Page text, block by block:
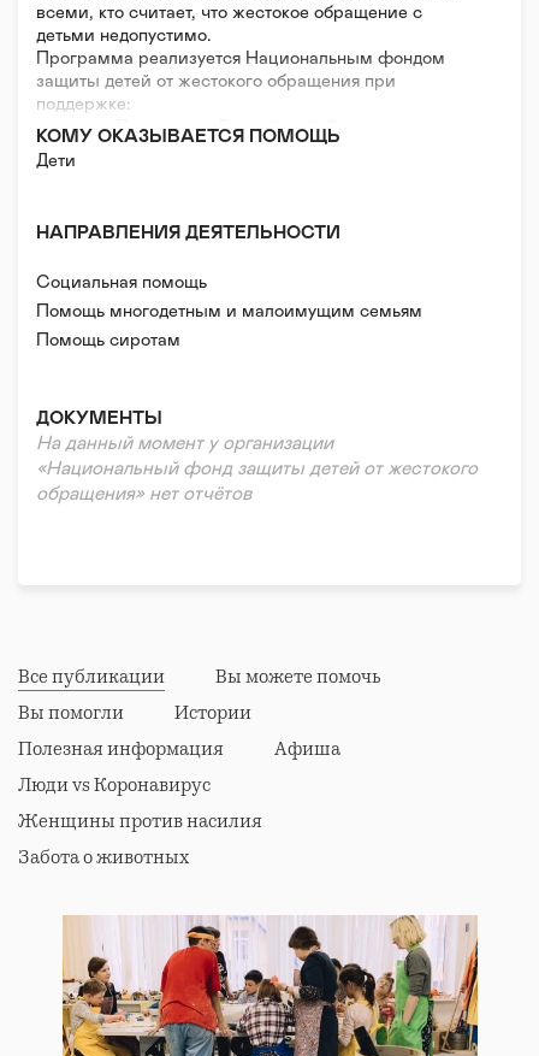
всеми, кто считает, что жестокое обращение с
детьми недопустимо.
Программа реализуется Национальным фондом
защиты детей от жестокого обращения при
поддержке:
- грантов Президента Российской Федерации на
развитие гражданского общества, выделенных
Фондом президентских грантов;
- частных пожертвований
КОМУ ОКАЗЫВАЕТСЯ ПОМОЩЬ
Дети
НАПРАВЛЕНИЯ ДЕЯТЕЛЬНОСТИ
Социальная помощь
Помощь многодетным и малоимущим семьям
Помощь сиротам
ДОКУМЕНТЫ
На данный момент у организации
«Национальный фонд защиты детей от жестокого
обращения» нет отчётов
Все публикации
Вы можете помочь
Вы помогли
Истории
Полезная информация
Афиша
Люди vs Коронавирус
Женщины против насилия
Забота о животных